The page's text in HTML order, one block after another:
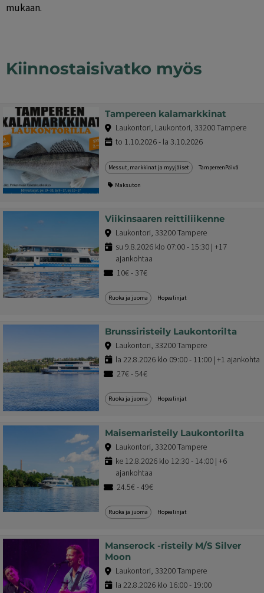
mukaan.
Kiinnostaisivatko myös
Tampereen kalamarkkinat
Laukontori, Laukontori, 33200 Tampere
to 1.10.2026 - la 3.10.2026
Messut, markkinat ja myyjäiset TampereenPäivä
Maksuton
Viikinsaaren reittiliikenne
Laukontori, 33200 Tampere
su 9.8.2026 klo 07:00 - 15:30 | +17
ajankohtaa
10€ - 37€
Ruoka ja juoma Hopealinjat
Brunssiristeily Laukontorilta
Laukontori, 33200 Tampere
la 22.8.2026 klo 09:00 - 11:00 | +1 ajankohta
27€ - 54€
Ruoka ja juoma Hopealinjat
Maisemaristeily Laukontorilta
Laukontori, 33200 Tampere
ke 12.8.2026 klo 12:30 - 14:00 | +6
ajankohtaa
24.5€ - 49€
Ruoka ja juoma Hopealinjat
Manserock -risteily M/S Silver
Moon
Laukontori, 33200 Tampere
la 22.8.2026 klo 16:00 - 19:00